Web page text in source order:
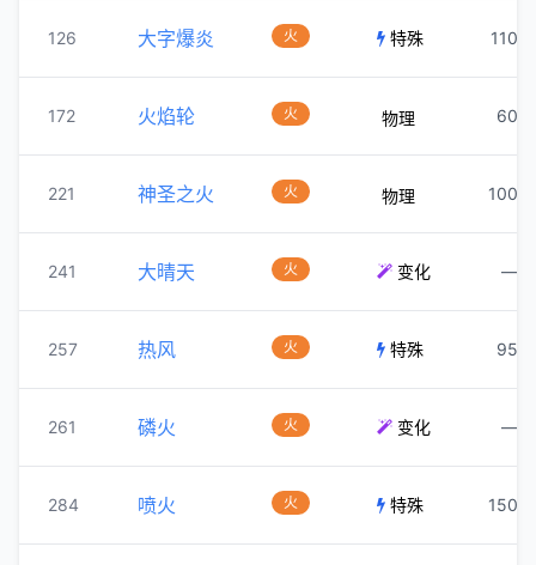
126 大字爆炎 火 特殊 110
172 火焰轮 火 物理 60
221 神圣之火 火 物理 100
241 大晴天 火 变化 —
257 热风 火 特殊 95
261 磷火 火 变化 —
284 喷火 火 特殊 150